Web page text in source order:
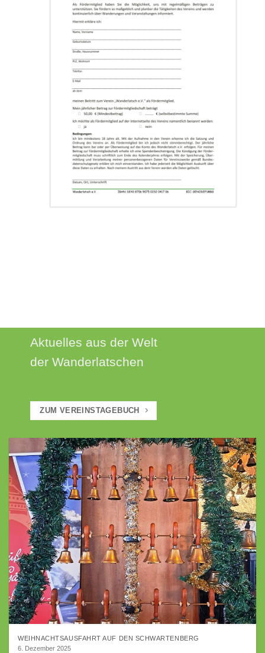
Aktuelles aus der Welt
der Wanderlatschen
ZUM VEREINSTAGEBUCH
WEIHNACHTSAUSFAHRT AUF DEN SCHWARTENBERG
6. Dezember 2025